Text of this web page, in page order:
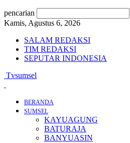
pencarian
Kamis, Agustus 6, 2026
SALAM REDAKSI
TIM REDAKSI
SEPUTAR INDONESIA
Tvsumsel
BERANDA
SUMSEL
KAYUAGUNG
BATURAJA
BANYUASIN